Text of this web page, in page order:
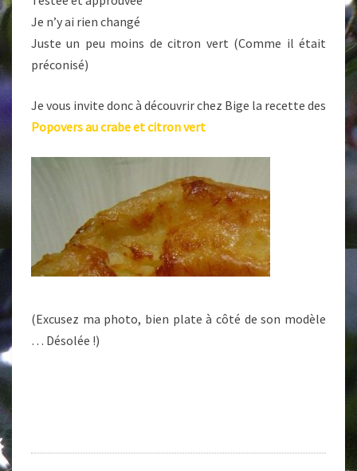
Je n’y ai rien changé
Juste un peu moins de citron vert (Comme il était
préconisé)
Je vous invite donc à découvrir chez Bige la recette des
Popovers au crabe et citron vert
(Excusez ma photo, bien plate à côté de son modèle
… Désolée !)